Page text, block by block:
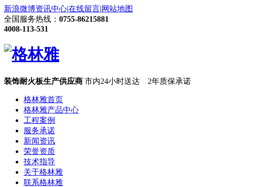
新浪微博资讯中心|在线留言|网站地图
全国服务热线： 0755-86215881
4008-113-531
装饰耐火板生产供应商 市内24小时送达 2年质保承诺
格林雅首页
格林雅产品中心
工程案例
服务承诺
新闻资讯
荣誉资质
技术指导
关于格林雅
联系格林雅